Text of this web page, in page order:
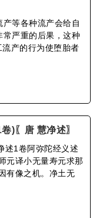
等各种流产会给自
常严重的后果，这种
产的行为使堕胎者
)〖唐 慧净述〗
述1卷阿弥陀经义述
元译小无量寿元求那
有像之机。净土无